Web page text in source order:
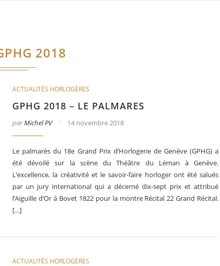
2018
ACTUALITÉS HORLOGÈRES
GPHG 2018 – LE PALMARES
parMichel PV 14 novembre 2018
Le palmarès du 18e Grand Prix d’Horlogerie de Genève (GPHG) a
été dévoilé sur la scène du Théâtre du Léman à Genève.
L’excellence, la créativité et le savoir-faire horloger ont été salués
par un jury international qui a décerné dix-sept prix et attribué
l’Aiguille d’Or à Bovet 1822 pour la montre Récital 22 Grand Récital.
[…]
ACTUALITÉS HORLOGÈRES